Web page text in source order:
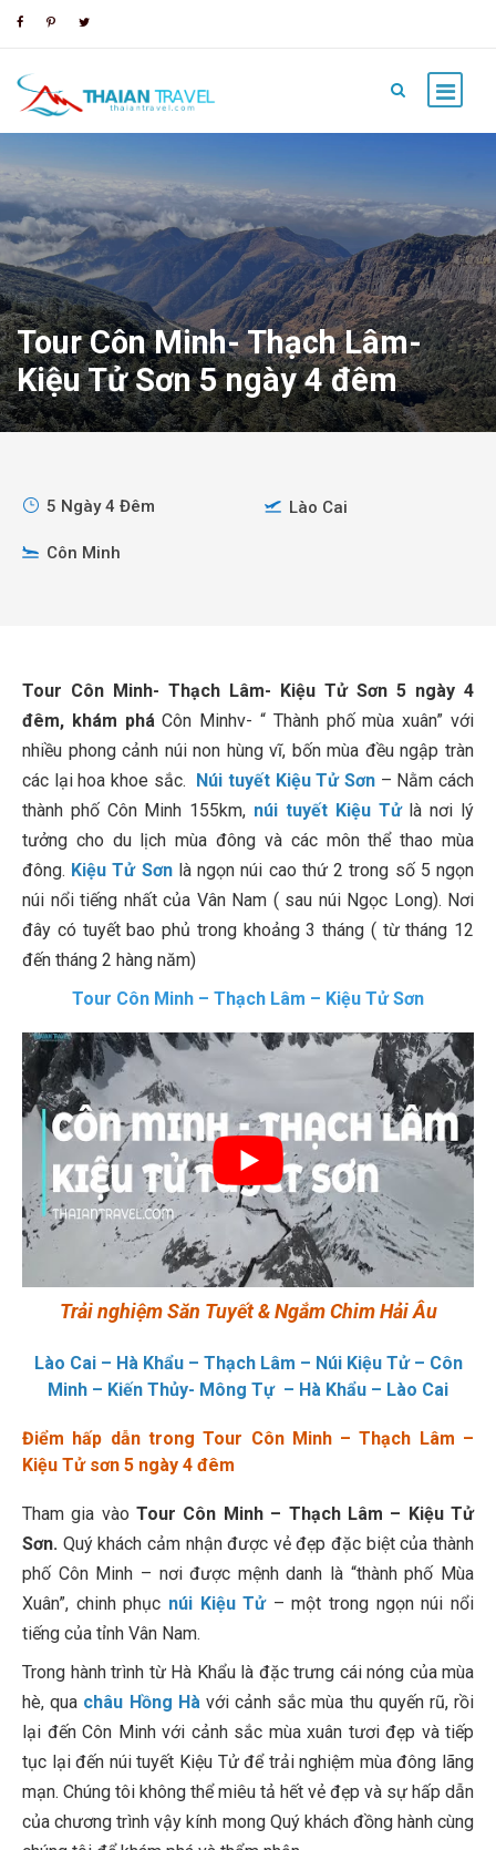
Tour Côn Minh- Thạch Lâm-
Kiệu Tử Sơn 5 ngày 4 đêm
5 Ngày 4 Đêm Lào Cai
Côn Minh
Tour Côn Minh- Thạch Lâm- Kiệu Tử Sơn 5 ngày 4
đêm, khám pháCôn Minhv- “ Thành phố mùa xuân” với
nhiều phong cảnh núi non hùng vĩ, bốn mùa đều ngập tràn
các lại hoa khoe sắc.
Núi tuyết Kiệu Tử Sơn– Nằm cách
thành phố Côn Minh 155km, núi tuyết Kiệu Tửlà nơi lý
tưởng cho du lịch mùa đông và các môn thể thao mùa
đông. Kiệu Tử Sơn là ngọn núi cao thứ 2 trong số 5 ngọn
núi nổi tiếng nhất của Vân Nam ( sau núi Ngọc Long). Nơi
đây có tuyết bao phủ trong khoảng 3 tháng ( từ tháng 12
đến tháng 2 hàng năm)
Tour Côn Minh – Thạch Lâm – Kiệu Tử Sơn
Trải nghiệm Săn Tuyết & Ngắm Chim Hải Âu
Lào Cai – Hà Khẩu – Thạch Lâm – Núi Kiệu Tử – Côn
Minh – Kiến Thủy- Mông Tự – Hà Khẩu – Lào Cai
Điểm hấp dẫn trong Tour Côn Minh – Thạch Lâm –
Kiệu Tử sơn 5 ngày 4 đêm
Tham gia vàoTour Côn Minh – Thạch Lâm – Kiệu Tử
Sơn. Quý khách cảm nhận được vẻ đẹp đặc biệt của thành
phố Côn Minh – nơi được mệnh danh là “thành phố Mùa
Xuân”, chinh phục núi Kiệu Tử – một trong ngọn núi nổi
tiếng của tỉnh Vân Nam.
Trong hành trình từ Hà Khẩu là đặc trưng cái nóng của mùa
hè, qua châu Hồng Hà với cảnh sắc mùa thu quyến rũ, rồi
lại đến Côn Minh với cảnh sắc mùa xuân tươi đẹp và tiếp
tục lại đến núi tuyết Kiệu Tử để trải nghiệm mùa đông lãng
mạn. Chúng tôi không thể miêu tả hết vẻ đẹp và sự hấp dẫn
của chương trình vậy kính mong Quý khách đồng hành cùng